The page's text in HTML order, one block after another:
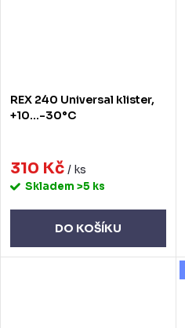
REX 240 Universal klister,
+10...-30°C
310 Kč / ks
Skladem >5 ks
DO KOŠÍKU